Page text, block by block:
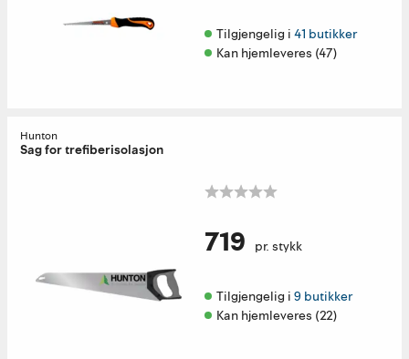
Tilgjengelig i 41 butikker
Kan hjemleveres (47)
Hunton
Sag for trefiberisolasjon
719 pr. stykk
Tilgjengelig i 9 butikker
Kan hjemleveres (22)